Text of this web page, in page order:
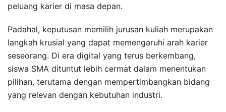
peluang karier di masa depan.
Padahal, keputusan memilih jurusan kuliah merupakan
langkah krusial yang dapat memengaruhi arah karier
seseorang. Di era digital yang terus berkembang,
siswa SMA dituntut lebih cermat dalam menentukan
pilihan, terutama dengan mempertimbangkan bidang
yang relevan dengan kebutuhan industri.